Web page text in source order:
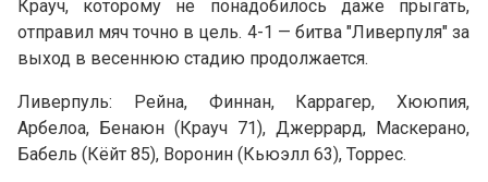
Крауч, которому не понадобилось даже прыгать,
отправил мяч точно в цель. 4-1 — битва "Ливерпуля" за
выход в весеннюю стадию продолжается.
Ливерпуль: Рейна, Финнан, Каррагер, Хююпия,
Арбелоа, Бенаюн (Крауч 71), Джеррард, Маскерано,
Бабель (Кёйт 85), Воронин (Кьюэлл 63), Торрес.